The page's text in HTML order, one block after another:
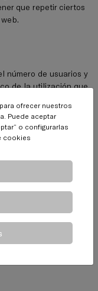
que repetir ciertos
número de usuarios y
de la utilización que
de mejorar la oferta
externos de
o servicios
los vídeos alojados
ofrecer nuestros
Puede aceptar
o configurarlas
cookies